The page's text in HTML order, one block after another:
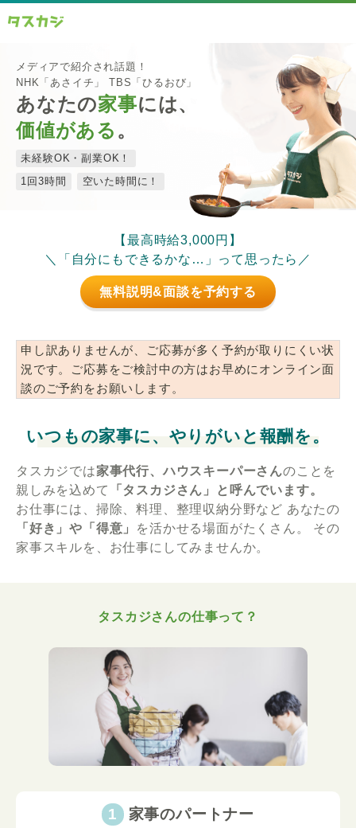
メディアで紹介され話題！
NHK「あさイチ」 TBS「ひるおび」
あなたの家事には、
価値がある 。
未経験OK・副業OK！
1回3時間
空いた時間に！
【最高時給3,000円】
＼「自分にもできるかな…」って思ったら／
無料説明&面談を予約する
申し訳ありませんが、ご応募が多く予約が取りにくい状
況です。ご応募をご検討中の方はお早めにオンライン面
談のご予約をお願いします。
いつもの家事に、やりがいと報酬を。
タスカジでは家事代行、ハウスキーパーさんのことを
親しみを込めて
「タスカジさん」と呼んでいます。
お仕事には、掃除、料理、整理収納分野など あなたの
「好き」や「得意」
を活かせる場面がたくさん。
その
家事スキルを、お仕事にしてみませんか。
タスカジさんの仕事って？
家事のパートナー